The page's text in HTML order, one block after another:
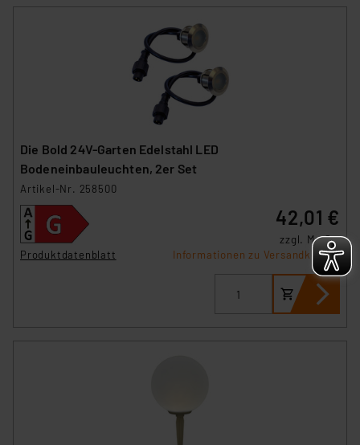
Die Bold 24V-Garten Edelstahl LED
Bodeneinbauleuchten, 2er Set
Artikel-Nr. 258500
Produktdatenblatt
42,01 €
zzgl. MwSt.
Informationen zu Versandkosten